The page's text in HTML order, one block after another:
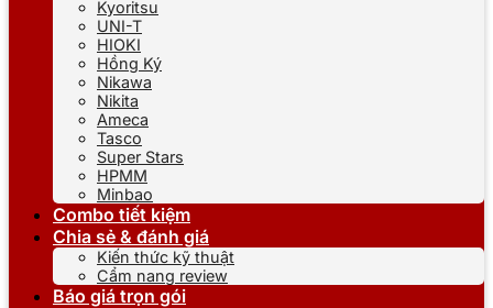
Kyoritsu
UNI-T
HIOKI
Hồng Ký
Nikawa
Nikita
Ameca
Tasco
Super Stars
HPMM
Minbao
Combo tiết kiệm
Chia sẻ & đánh giá
Kiến thức kỹ thuật
Cẩm nang review
Báo giá trọn gói